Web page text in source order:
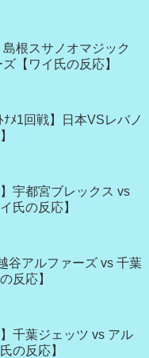
島根スサノオマジック
【ワイ氏の反応】
ﾅﾒ1回戦】日本VSレバノ
宇都宮ブレックス vs
氏の反応】
谷アルファーズ vs 千葉
反応】
千葉ジェッツ vs アル
の反応】